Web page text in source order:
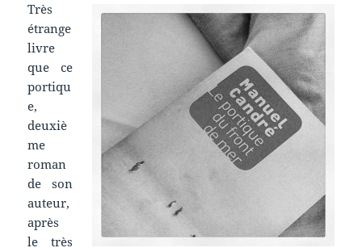
Très
étrange
livre
que ce
portiqu
e,
deuxiè
me
roman
de son
auteur,
après
le très